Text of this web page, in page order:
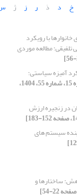
خ د ذ ر ز ژ
خانوارها با رویکرد
مطالعه موردی
آمیزه سیاستی:
[دوره 15، شماره 55، 1404،
در زنجیره ارزش
سیستم های
ساختارها و